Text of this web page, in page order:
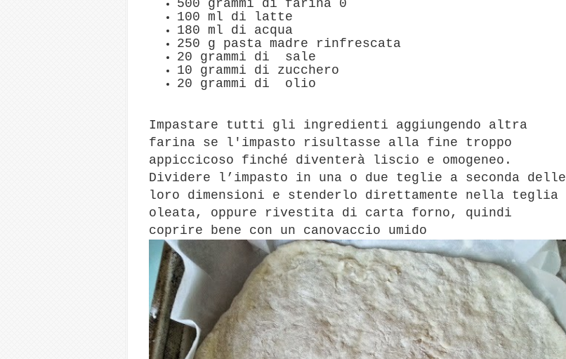
500 grammi di farina 0
100 ml di latte
180 ml di acqua
250 g pasta madre rinfrescata
20 grammi di sale
10 grammi di zucchero
20 grammi di olio
Impastare tutti gli ingredienti aggiungendo altra
farina se l'impasto risultasse alla fine troppo
appiccicoso finché diventerà liscio e omogeneo.
Dividere l’impasto in una o due teglie a seconda delle
loro dimensioni e stenderlo direttamente nella teglia
oleata, oppure rivestita di carta forno, quindi
coprire bene con un canovaccio umido